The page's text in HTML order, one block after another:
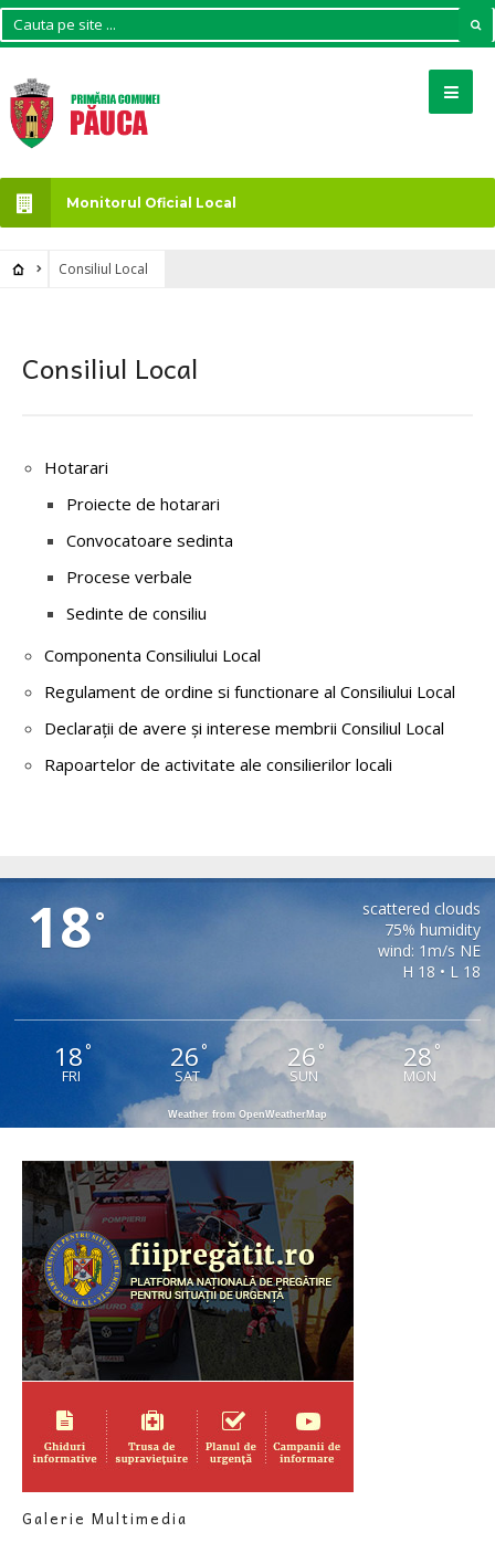
Monitorul Oficial Local
Consiliul Local
Consiliul Local
Hotarari
Proiecte de hotarari
Convocatoare sedinta
Procese verbale
Sedinte de consiliu
Componenta Consiliului Local
Regulament de ordine si functionare al Consiliului Local
Declarații de avere și interese membrii Consiliul Local
Rapoartelor de activitate ale consilierilor locali
18°
scattered clouds
75% humidity
wind: 1m/s NE
H 18 • L 18
18°
FRI
26°
SAT
26 °
SUN
28°
MON
Weather from OpenWeatherMap
Galerie Multimedia